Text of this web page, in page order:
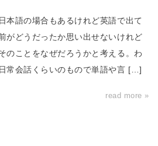
本語の場合もあるけれど英語で出て
がどうだったか思い出せないけれど
のことをなぜだろうかと考える。わ
常会話くらいのもので単語や言 […]
read more »